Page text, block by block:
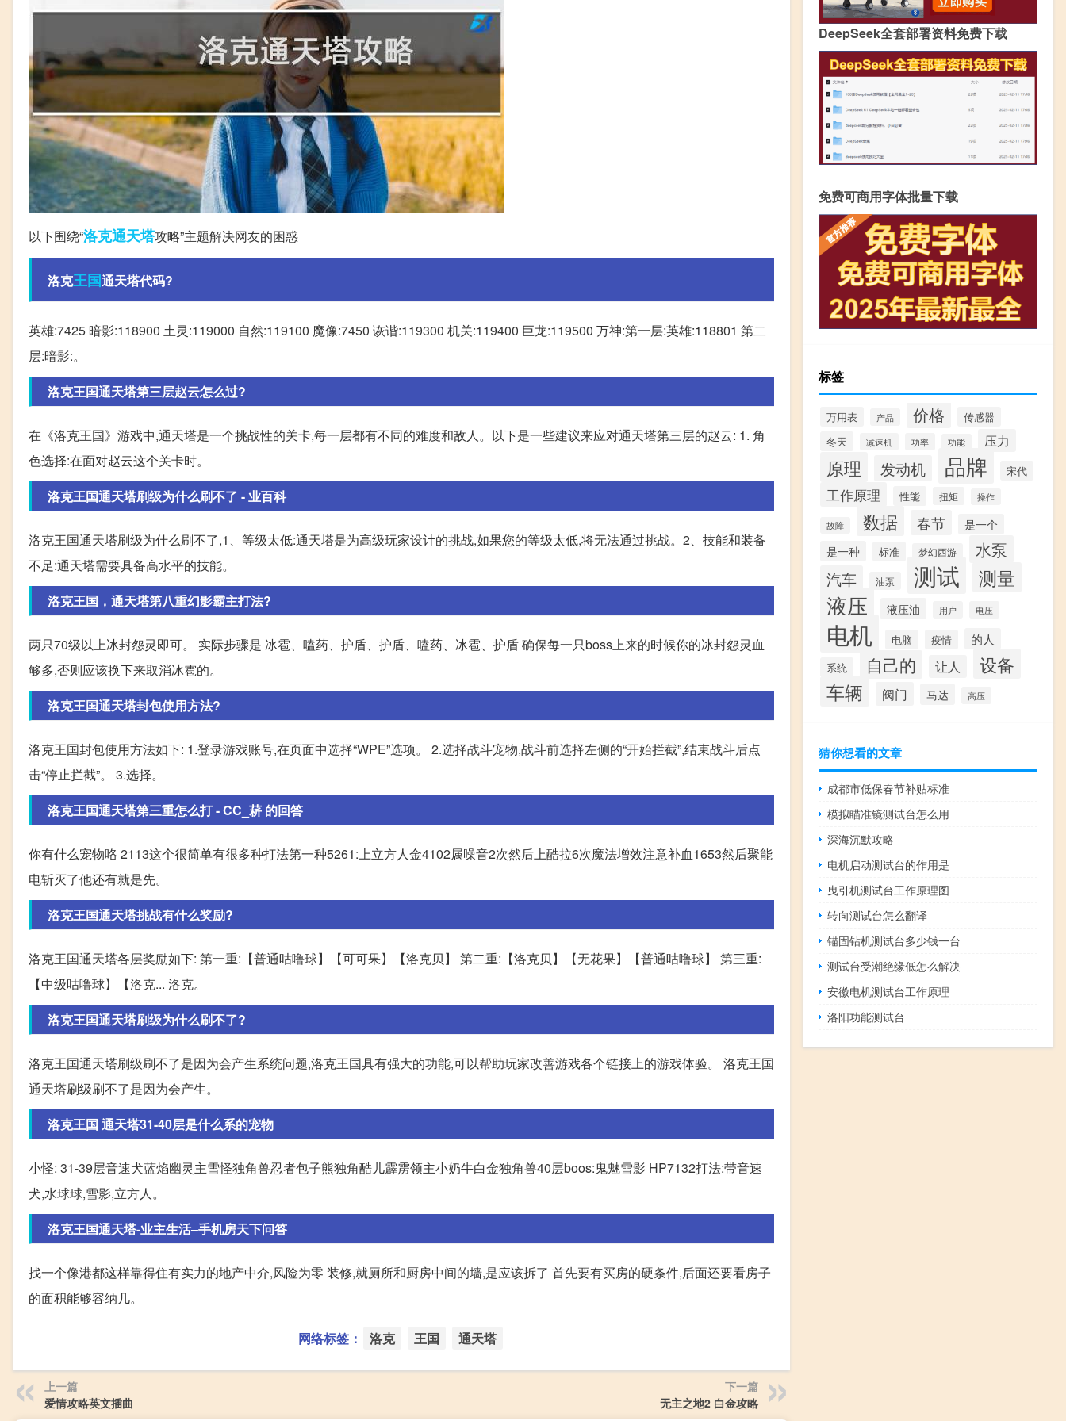
以下围绕“洛克通天塔攻略”主题解决网友的困惑
洛克王国通天塔代码?
英雄:7425 暗影:118900 土灵:119000 自然:119100 魔像:7450 诙谐:119300 机关:119400 巨龙:119500 万神:第一层:英雄:118801 第二
层:暗影:。
洛克王国通天塔第三层赵云怎么过?
在《洛克王国》游戏中,通天塔是一个挑战性的关卡,每一层都有不同的难度和敌人。以下是一些建议来应对通天塔第三层的赵云: 1. 角
色选择:在面对赵云这个关卡时。
洛克王国通天塔刷级为什么刷不了 - 业百科
洛克王国通天塔刷级为什么刷不了,1、等级太低:通天塔是为高级玩家设计的挑战,如果您的等级太低,将无法通过挑战。2、技能和装备
不足:通天塔需要具备高水平的技能。
洛克王国，通天塔第八重幻影霸主打法?
两只70级以上冰封怨灵即可。 实际步骤是 冰雹、嗑药、护盾、护盾、嗑药、冰雹、护盾 确保每一只boss上来的时候你的冰封怨灵血
够多,否则应该换下来取消冰雹的。
洛克王国通天塔封包使用方法?
洛克王国封包使用方法如下: 1.登录游戏账号,在页面中选择“WPE”选项。 2.选择战斗宠物,战斗前选择左侧的“开始拦截”,结束战斗后点
击“停止拦截”。 3.选择。
洛克王国通天塔第三重怎么打 - CC_菥 的回答
你有什么宠物咯 2113这个很简单有很多种打法第一种5261:上立方人金4102属噪音2次然后上酷拉6次魔法增效注意补血1653然后聚能
电斩灭了他还有就是先。
洛克王国通天塔挑战有什么奖励?
洛克王国通天塔各层奖励如下: 第一重:【普通咕噜球】【可可果】【洛克贝】 第二重:【洛克贝】【无花果】【普通咕噜球】 第三重:
【中级咕噜球】【洛克... 洛克。
洛克王国通天塔刷级为什么刷不了?
洛克王国通天塔刷级刷不了是因为会产生系统问题,洛克王国具有强大的功能,可以帮助玩家改善游戏各个链接上的游戏体验。 洛克王国
通天塔刷级刷不了是因为会产生。
洛克王国 通天塔31-40层是什么系的宠物
小怪: 31-39层音速犬蓝焰幽灵主雪怪独角兽忍者包子熊独角酷儿霹雳领主小奶牛白金独角兽40层boos:鬼魅雪影 HP7132打法:带音速
犬,水球球,雪影,立方人。
洛克王国通天塔-业主生活–手机房天下问答
找一个像港都这样靠得住有实力的地产中介,风险为零 装修,就厕所和厨房中间的墙,是应该拆了 首先要有买房的硬条件,后面还要看房子
的面积能够容纳几。
网络标签： 洛克 王国 通天塔
上一篇
爱情攻略英文插曲
下一篇
无主之地2 白金攻略
DeepSeek全套部署资料免费下载
免费可商用字体批量下载
标签
万用表 产品 价格
传感器
冬天
减速机 功率 功能 压力
原理 发动机 品牌 宋代
工作原理 性能 扭矩 操作
故障 数据 春节
是一个
是一种
标准 梦幻西游 水泵
汽车 油泵 测试 测量
液压 液压油 用户 电压
电机 电脑 疫情 的人
系统 自己的 让人
设备
车辆
阀门 马达 高压
猜你想看的文章
成都市低保春节补贴标准
模拟瞄准镜测试台怎么用
深海沉默攻略
电机启动测试台的作用是
曳引机测试台工作原理图
转向测试台怎么翻译
锚固钻机测试台多少钱一台
测试台受潮绝缘低怎么解决
安徽电机测试台工作原理
洛阳功能测试台